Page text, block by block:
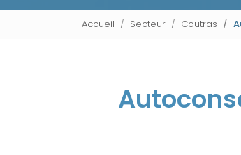
Accueil Secteur Coutras